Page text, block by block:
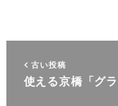
古い投稿
使える京橋「グ